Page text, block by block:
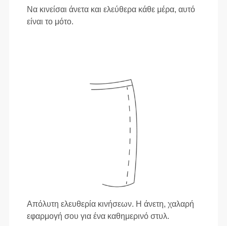
Να κινείσαι άνετα και ελεύθερα κάθε μέρα, αυτό
είναι το μότο.
Απόλυτη ελευθερία κινήσεων. Η άνετη, χαλαρή
εφαρμογή σου για ένα καθημερινό στυλ.